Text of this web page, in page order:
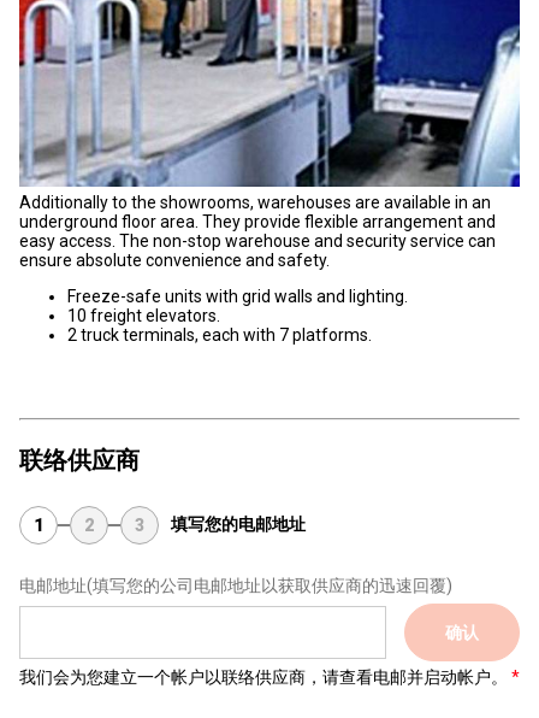
Additionally to the showrooms, warehouses are available in an
underground floor area. They provide flexible arrangement and
easy access. The non-stop warehouse and security service can
ensure absolute convenience and safety.
Freeze-safe units with grid walls and lighting.
10 freight elevators.
2 truck terminals, each with 7 platforms.
联络供应商
1 2 3 填写您的电邮地址
电邮地址(填写您的公司电邮地址以获取供应商的迅速回覆)
确认
我们会为您建立一个帐户以联络供应商，请查看电邮并启动帐户。